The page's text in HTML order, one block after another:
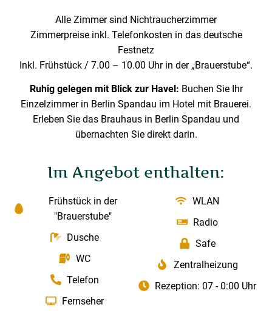
Alle Zimmer sind Nichtraucherzimmer
Zimmerpreise inkl. Telefonkosten in das deutsche
Festnetz
Inkl. Frühstück / 7.00 – 10.00 Uhr in der „Brauerstube“.
Ruhig gelegen mit Blick zur Havel: Buchen Sie Ihr
Einzelzimmer in Berlin Spandau im Hotel mit Brauerei.
Erleben Sie das Brauhaus in Berlin Spandau und
übernachten Sie direkt darin.
Im Angebot enthalten:
Frühstück in der
"Brauerstube"
Dusche
WC
Telefon
Fernseher
WLAN
Radio
Safe
Zentralheizung
Rezeption: 07 - 0:00 Uhr